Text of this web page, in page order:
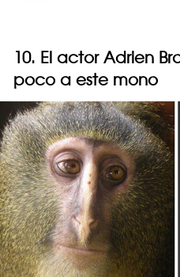
10. El actor Adrien
poco a este mono